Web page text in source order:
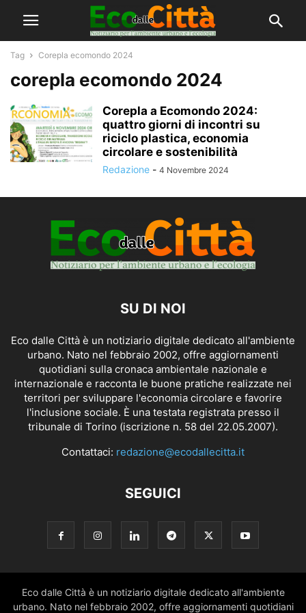
Tag Corepla ecomondo 2024
corepla ecomondo 2024
Corepla a Ecomondo 2024:
quattro giorni di incontri su
riciclo plastica, economia
circolare e sostenibilità
Redazione - 4 Novembre 2024
SU DI NOI
Eco dalle Città è un notiziario digitale dedicato all'ambiente
urbano. Nato nel febbraio 2002, offre aggiornamenti
quotidiani sulla cronaca ambientale nazionale e
internazionale e racconta le buone pratiche realizzate nei
territori per sviluppare l'economia circolare e favorire
l'inclusione sociale. È una testata registrata presso il
tribunale di Torino (iscrizione n. 58 del 22.05.2007).
Contattaci: redazione@ecodallecitta.it
SEGUICI
Eco dalle Città è un notiziario digitale dedicato all'ambiente
urbano. Nato nel febbraio 2002, offre aggiornamenti quotidiani